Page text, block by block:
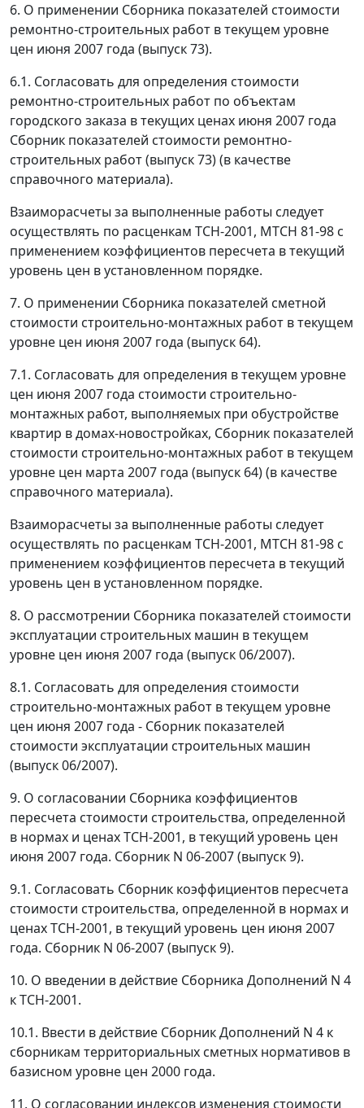
6. О применении Сборника показателей стоимости
ремонтно-строительных работ в текущем уровне
цен июня 2007 года (выпуск 73).
6.1. Согласовать для определения стоимости
ремонтно-строительных работ по объектам
городского заказа в текущих ценах июня 2007 года
Сборник показателей стоимости ремонтно-
строительных работ (выпуск 73) (в качестве
справочного материала).
Взаиморасчеты за выполненные работы следует
осуществлять по расценкам ТСН-2001, МТСН 81-98 с
применением коэффициентов пересчета в текущий
уровень цен в установленном порядке.
7. О применении Сборника показателей сметной
стоимости строительно-монтажных работ в текущем
уровне цен июня 2007 года (выпуск 64).
7.1. Согласовать для определения в текущем уровне
цен июня 2007 года стоимости строительно-
монтажных работ, выполняемых при обустройстве
квартир в домах-новостройках, Сборник показателей
стоимости строительно-монтажных работ в текущем
уровне цен марта 2007 года (выпуск 64) (в качестве
справочного материала).
Взаиморасчеты за выполненные работы следует
осуществлять по расценкам ТСН-2001, МТСН 81-98 с
применением коэффициентов пересчета в текущий
уровень цен в установленном порядке.
8. О рассмотрении Сборника показателей стоимости
эксплуатации строительных машин в текущем
уровне цен июня 2007 года (выпуск 06/2007).
8.1. Согласовать для определения стоимости
строительно-монтажных работ в текущем уровне
цен июня 2007 года - Сборник показателей
стоимости эксплуатации строительных машин
(выпуск 06/2007).
9. О согласовании Сборника коэффициентов
пересчета стоимости строительства, определенной
в нормах и ценах ТСН-2001, в текущий уровень цен
июня 2007 года. Сборник N 06-2007 (выпуск 9).
9.1. Согласовать Сборник коэффициентов пересчета
стоимости строительства, определенной в нормах и
ценах ТСН-2001, в текущий уровень цен июня 2007
года. Сборник N 06-2007 (выпуск 9).
10. О введении в действие Сборника Дополнений N 4
к ТСН-2001.
10.1. Ввести в действие Сборник Дополнений N 4 к
сборникам территориальных сметных нормативов в
базисном уровне цен 2000 года.
11. О согласовании индексов изменения стоимости